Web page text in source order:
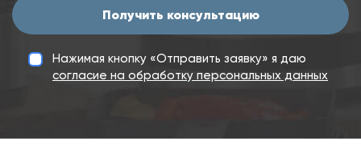
Получить консультацию
Нажимая кнопку «Отправить заявку» я даю
согласие на обработку персональных данных